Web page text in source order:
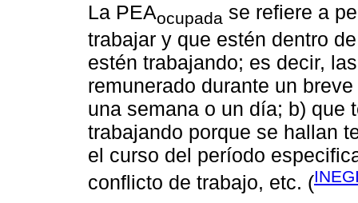
La PEAocupada se refiere a
trabajar y que estén dentro
estén trabajando; es decir,
remunerado durante un
una semana o un día; b) que
trabajando porque se hallan
el curso del período
conflicto de trabajo, etc. (